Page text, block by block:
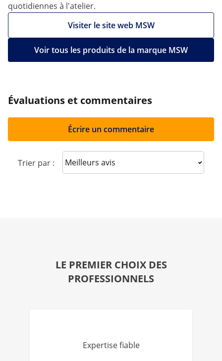
quotidiennes à l'atelier.
Visiter le site web MSW
Voir tous les produits de la marque MSW
Évaluations et commentaires
Écrire un commentaire
Trier par : Sort reviews
LE PREMIER CHOIX DES
PROFESSIONNELS
Expertise fiable